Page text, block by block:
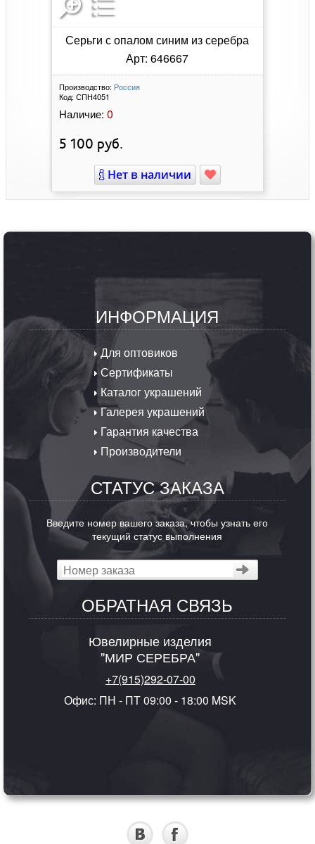
Серьги с опалом синим из серебра
Арт: 646667
Производство: Россия
Код: СПН4051
Наличие: 0
5 100 руб.
Нет в наличии
ИНФОРМАЦИЯ
Для оптовиков
Сертификаты
Каталог украшений
Галерея украшений
Гарантия качества
Производители
СТАТУС ЗАКАЗА
Введите номер вашего заказа, чтобы узнать его
текущий статус выполнения
ОБРАТНАЯ СВЯЗЬ
Ювелирные изделия
"МИР СЕРЕБРА"
+7(915)292-07-00
Офис: ПН - ПТ 09:00 - 18:00 MSK